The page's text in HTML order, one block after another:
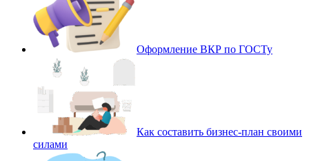
Оформление ВКР по ГОСТу
Как составить бизнес-план своими
силами